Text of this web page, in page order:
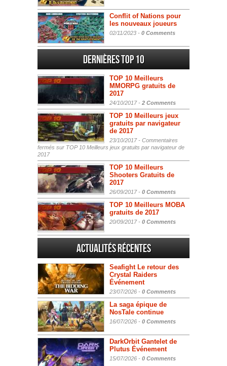
Conflit of Nations pour
les nouveaux joueurs
02/11/2023 - 0 Comments
Dernières Top 10
TOP 10 Meilleurs
MMORPG gratuits de
2017
24/10/2017 - 2 Comments
TOP 10 Meilleurs jeux
gratuits par navigateur
de 2017
23/10/2017 - Commentaires
fermés sur TOP 10 Meilleurs jeux gratuits par navigateur de
2017
TOP 10 Meilleurs
Shooters Gratuits de
2017
26/09/2017 - 0 Comments
TOP 10 Meilleurs MOBA
gratuits de 2017
20/09/2017 - 0 Comments
Actualités Récentes
Seafight Le retour des
Crystal Raiders
Événement
23/07/2026 - 0 Comments
La saga épique de
NosTale continue
16/07/2026 - 0 Comments
DarkOrbit Gantelet de
Plutus Événement
15/07/2026 - 0 Comments